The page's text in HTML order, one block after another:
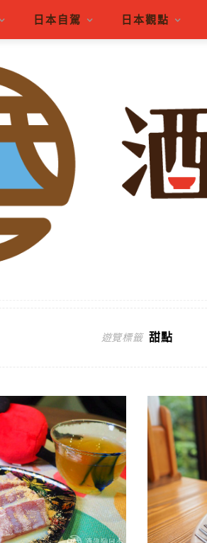
日本自駕 日本觀點
遊覽標籤 甜點